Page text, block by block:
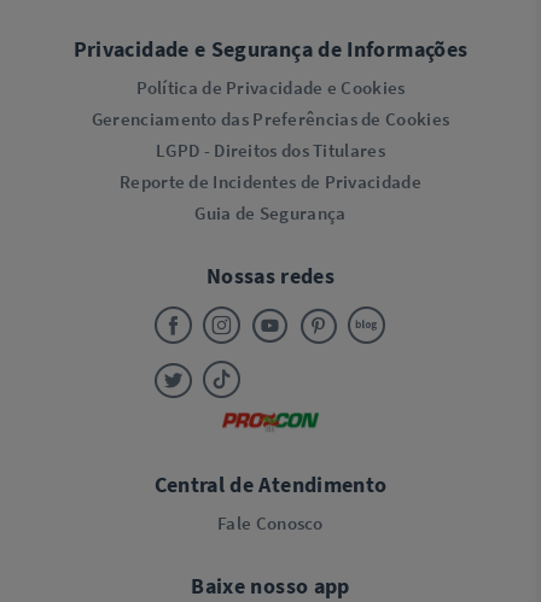
Privacidade e Segurança de Informações
Política de Privacidade e Cookies
Gerenciamento das Preferências de Cookies
LGPD - Direitos dos Titulares
Reporte de Incidentes de Privacidade
Guia de Segurança
Nossas redes
Central de Atendimento
Fale Conosco
Baixe nosso app